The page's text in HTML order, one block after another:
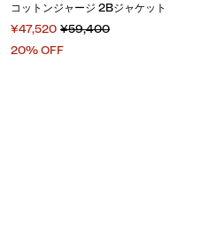
コットンジャージ 2Bジャケット
¥47,520 ¥59,400
20% OFF